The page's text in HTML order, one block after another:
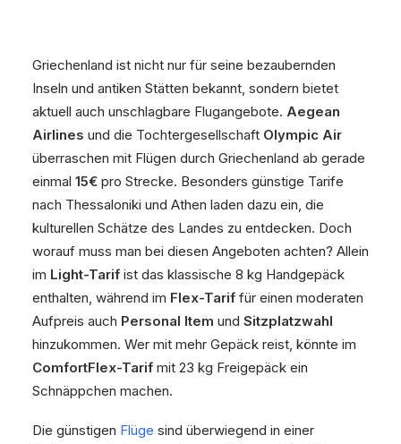
Griechenland ist nicht nur für seine bezaubernden
Inseln und antiken Stätten bekannt, sondern bietet
aktuell auch unschlagbare Flugangebote. Aegean
Airlines und die Tochtergesellschaft Olympic Air
überraschen mit Flügen durch Griechenland ab gerade
einmal 15€ pro Strecke. Besonders günstige Tarife
nach Thessaloniki und Athen laden dazu ein, die
kulturellen Schätze des Landes zu entdecken. Doch
worauf muss man bei diesen Angeboten achten? Allein
im Light-Tarif ist das klassische 8 kg Handgepäck
enthalten, während im Flex-Tarif für einen moderaten
Aufpreis auch Personal Item und Sitzplatzwahl
hinzukommen. Wer mit mehr Gepäck reist, könnte im
ComfortFlex-Tarif mit 23 kg Freigepäck ein
Schnäppchen machen.
Die günstigen Flüge sind überwiegend in einer